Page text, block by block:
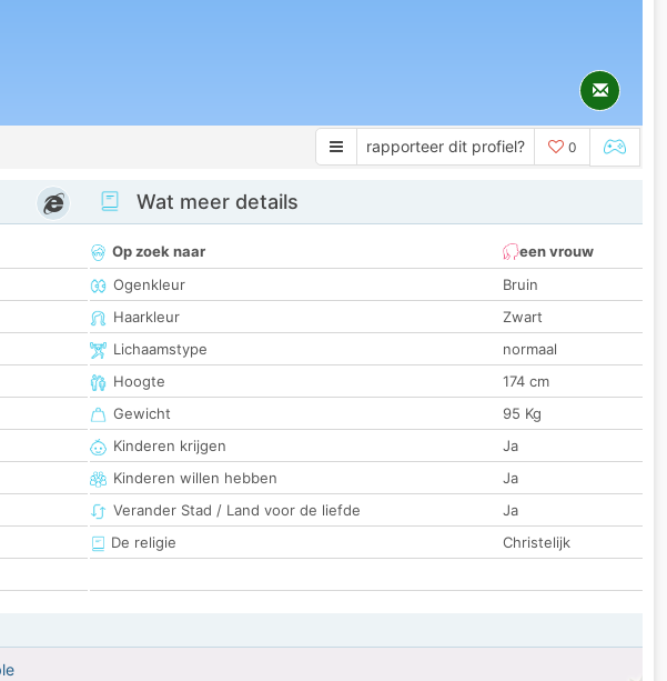
rapporteer dit profiel? 0
Wat meer details
Op zoek naar
een vrouw
Ogenkleur
Bruin
Haarkleur
Zwart
Lichaamstype
normaal
Hoogte
174 cm
Gewicht
95 Kg
Kinderen krijgen
Ja
Kinderen willen hebben
Ja
Verander Stad / Land voor de liefde
Ja
De religie
Christelijk